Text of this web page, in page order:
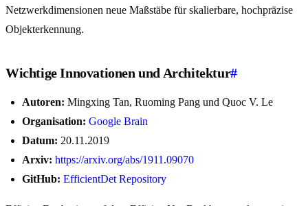
Netzwerkdimensionen neue Maßstäbe für skalierbare, hochpräzise
Objekterkennung.
Wichtige Innovationen und Architektur#
Autoren: Mingxing Tan, Ruoming Pang und Quoc V. Le
Organisation: Google Brain
Datum: 20.11.2019
Arxiv: https://arxiv.org/abs/1911.09070
GitHub: EfficientDet Repository